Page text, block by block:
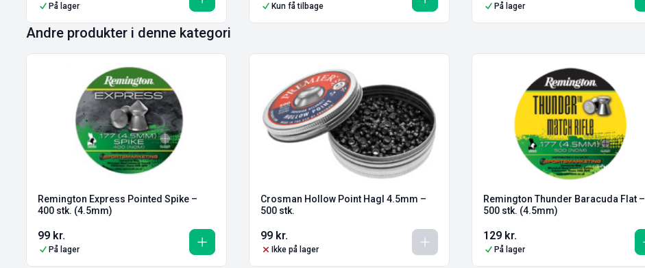
På lager Kun få tilbage På lager
Andre produkter i denne kategori
Remington Express Pointed Spike –
400 stk. (4.5mm)
99 kr.
På lager
Crosman Hollow Point Hagl 4.5mm –
500 stk.
99 kr.
Ikke på lager
Remington Thunder Baracuda Flat –
500 stk. (4.5mm)
129 kr.
På lager